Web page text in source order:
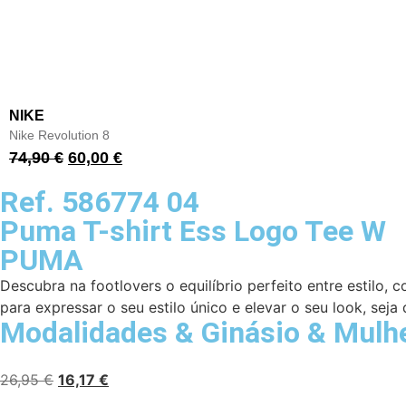
NIKE
Nike Revolution 8
74,90€ 60,00 €
Ref. 586774 04
Puma T-shirt Ess Logo Tee W
PUMA
Descubra na footlovers o equilíbrio perfeito entre estilo,
para expressar o seu estilo único e elevar o seu look, seja
Modalidades & Ginásio &
26,95€ 16,17 €